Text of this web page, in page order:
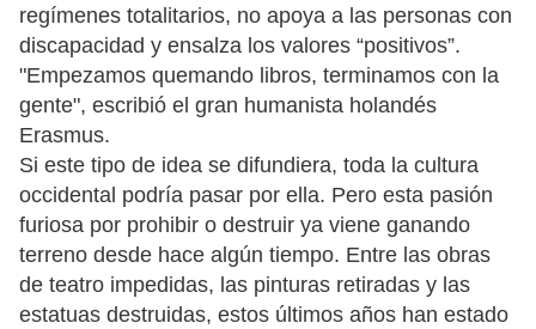
regímenes totalitarios, no apoya a las personas con
discapacidad y ensalza los valores “positivos”.
"Empezamos quemando libros, terminamos con la
gente", escribió el gran humanista holandés
Erasmus.
Si este tipo de idea se difundiera, toda la cultura
occidental podría pasar por ella. Pero esta pasión
furiosa por prohibir o destruir ya viene ganando
terreno desde hace algún tiempo. Entre las obras
de teatro impedidas, las pinturas retiradas y las
estatuas destruidas, estos últimos años han estado